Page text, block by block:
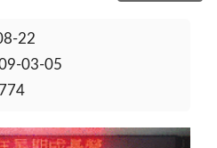
22
03-05